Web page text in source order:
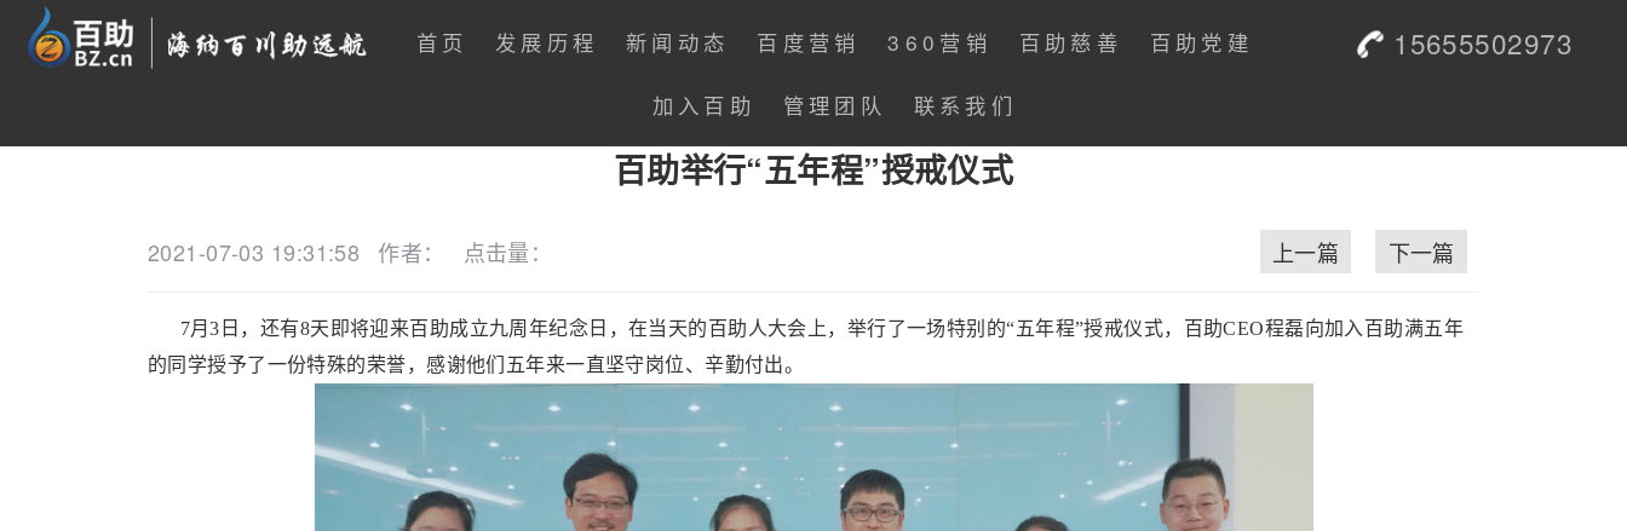
首页 发展历程 新闻动态 百度营销 360营销 百助慈善 百助党建
加入百助 管理团队 联系我们
15655502973
百助举行“五年程”授戒仪式
2021-07-03 19:31:58 作者： 点击量： 下一篇
上一篇
7月3日，还有8天即将迎来百助成立九周年纪念日，在当天的百助人大会上，举行了一场特别的“五年程”授戒仪式，百助CEO程磊向加入百助满五年
的同学授予了一份特殊的荣誉，感谢他们五年来一直坚守岗位、辛勤付出。